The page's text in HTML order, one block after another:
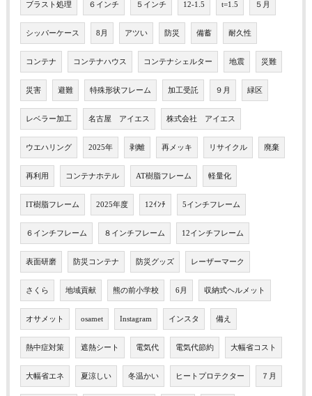
ブラスト処理 ６インチ ５インチ 12-1.5 t=1.5 ５月
シッパーケース 8月 アツい 防災 備蓄 耐久性
コンテナ コンテナハウス コンテナシェルター 地震 災難
災害 避難 特殊形状フレーム 加工受託 ９月 緑区
レベラー加工 名古屋 アイエス 株式会社 アイエス
ウエハリング 2025年 剥離 再メッキ リサイクル 廃棄
再利用 コンテナホテル AT樹脂フレーム 軽量化
IT樹脂フレーム 2025年度 12ｲﾝﾁ 5インチフレーム
６インチフレーム ８インチフレーム 12インチフレーム
表面研磨 防災コンテナ 防災グッズ レーザーマーク
さくら 地域貢献 熊の前小学校 6月 収納式ヘルメット
オサメット osamet Instagram インスタ 備え
熱中症対策 遮熱シート 電気代 電気代節約 大幅省コスト
大幅省エネ 夏涼しい 冬温かい ヒートプロテクター ７月